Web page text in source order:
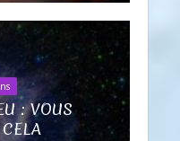
: VOUS